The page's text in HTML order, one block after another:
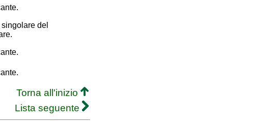
del
Torna all'inizio
Lista seguente